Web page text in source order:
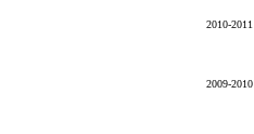
2010-2011
2009-2010